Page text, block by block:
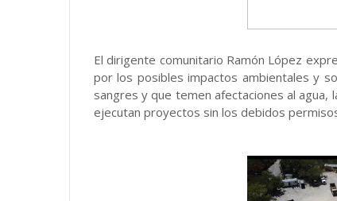
El dirigente comunitario Ramón López
por los posibles impactos ambientales y
sangres y que temen afectaciones al agua,
ejecutan proyectos sin los debidos